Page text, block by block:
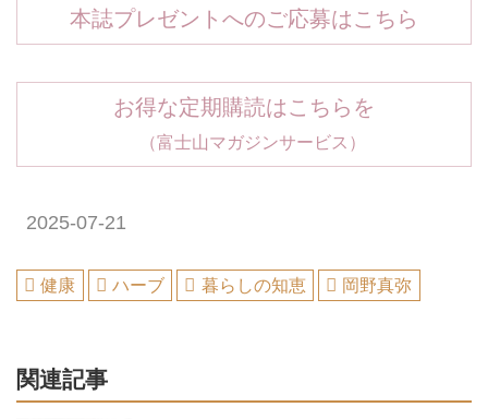
本誌プレゼントへのご応募はこちら
お得な定期購読はこちらを
（富士山マガジンサービス）
2025-07-21
健康 ハーブ 暮らしの知恵 岡野真弥
関連記事